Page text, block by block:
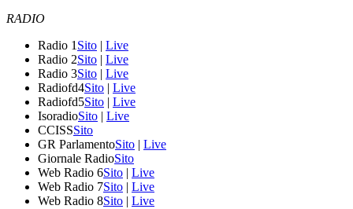
RADIO
Radio 1 Sito | Live
Radio 2Sito | Live
Radio 3Sito | Live
Radiofd4Sito | Live
Radiofd5Sito | Live
IsoradioSito | Live
CCISSSito
GR ParlamentoSito | Live
Giornale RadioSito
Web Radio 6Sito | Live
Web Radio 7Sito | Live
Web Radio 8Sito | Live